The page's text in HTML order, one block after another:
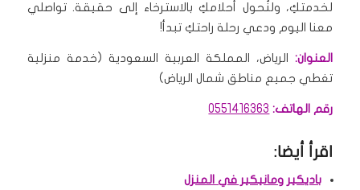
لخدمتكِ، ولنُحول أحلامكِ بالاسترخاء إلى حقيقة. تواصلي
معنا اليوم ودعي رحلة راحتكِ تبدأ!
العنوان:الرياض، المملكة العربية السعودية (خدمة منزلية
تغطي جميع مناطق شمال الرياض)
رقم الهاتف: 0551416363
اقرأ أيضا:
باديكير ومانيكير في المنزل